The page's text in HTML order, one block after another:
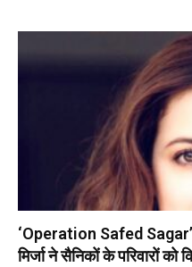
‘Operation Safed Sagar’
मिर्जा ने सैनिकों के परिवारों को